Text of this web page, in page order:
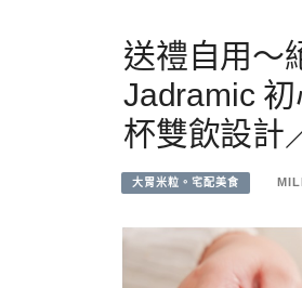
送禮自用～
Jadramic
杯雙飲設計
大胃米粒。宅配美食